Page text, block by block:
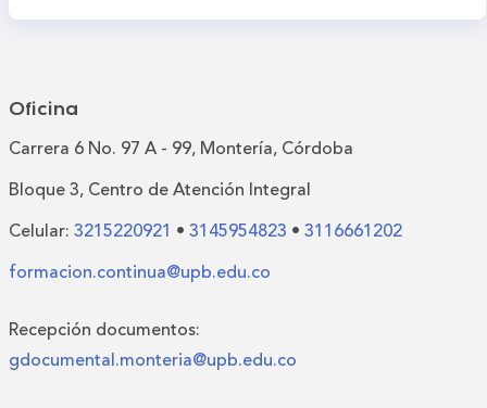
Oficina
Carrera 6 No. 97 A - 99, Montería, Córdoba
Bloque 3, Centro de Atención Integral
Celular: 3215220921 • 3145954823 • 3116661202
formacion.continua@upb.edu.co
Recepción documentos:
gdocumental.monteria@upb.edu.co